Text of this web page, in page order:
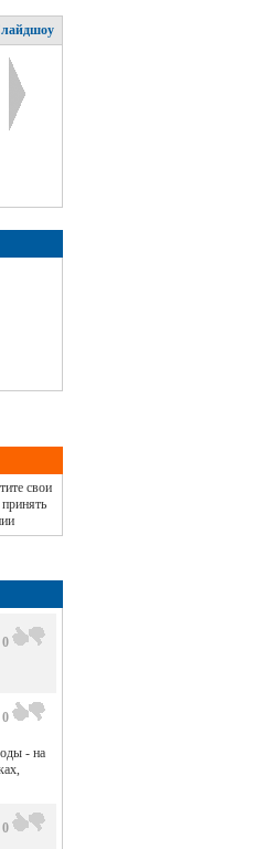
свои
0
0
- на
0